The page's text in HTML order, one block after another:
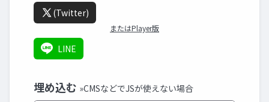
(Twitter)
またはPlayer版
LINE
埋め込む »CMSなどでJSが使えない場合